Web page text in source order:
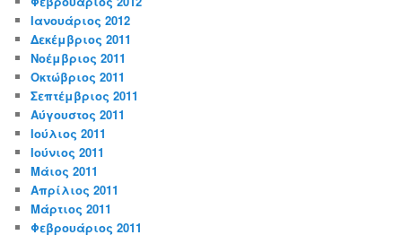
Ιανουάριος 2012
Δεκέμβριος 2011
Νοέμβριος 2011
Οκτώβριος 2011
Σεπτέμβριος 2011
Αύγουστος 2011
Ιούλιος 2011
Ιούνιος 2011
Μάιος 2011
Απρίλιος 2011
Μάρτιος 2011
Φεβρουάριος 2011